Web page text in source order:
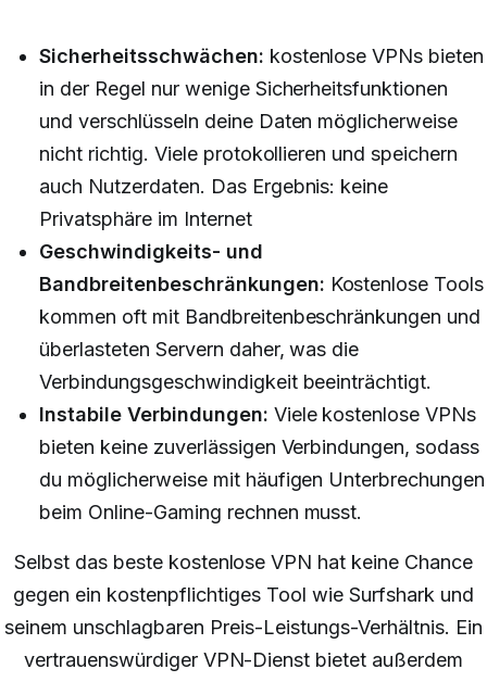
Sicherheitsschwächen: kostenlose VPNs bieten
in der Regel nur wenige Sicherheitsfunktionen
und verschlüsseln deine Daten möglicherweise
nicht richtig. Viele protokollieren und speichern
auch Nutzerdaten. Das Ergebnis: keine
Privatsphäre im Internet
Geschwindigkeits- und
Bandbreitenbeschränkungen: Kostenlose Tools
kommen oft mit Bandbreitenbeschränkungen und
überlasteten Servern daher, was die
Verbindungsgeschwindigkeit beeinträchtigt.
Instabile Verbindungen: Viele kostenlose VPNs
bieten keine zuverlässigen Verbindungen, sodass
du möglicherweise mit häufigen Unterbrechungen
beim Online-Gaming rechnen musst.
Selbst das beste kostenlose VPN hat keine Chance
gegen ein kostenpflichtiges Tool wie Surfshark und
seinem unschlagbaren Preis-Leistungs-Verhältnis. Ein
vertrauenswürdiger VPN-Dienst bietet außerdem